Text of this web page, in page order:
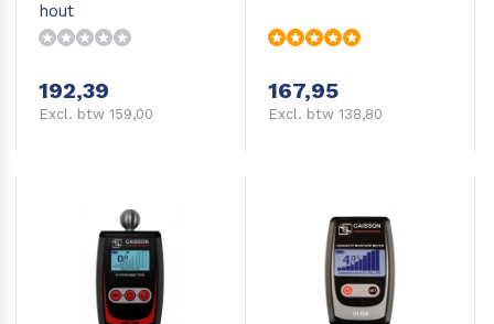
hout
192,39
Excl. btw 159,00
167,95
Excl. btw 138,80